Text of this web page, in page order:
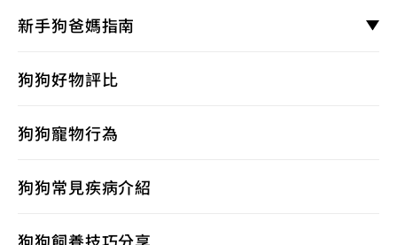
新手狗爸媽指南
狗狗好物評比
狗狗寵物行為
狗狗常見疾病介紹